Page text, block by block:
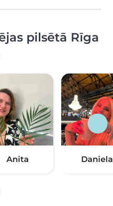
pilsētā Rīga
Anita Daniela